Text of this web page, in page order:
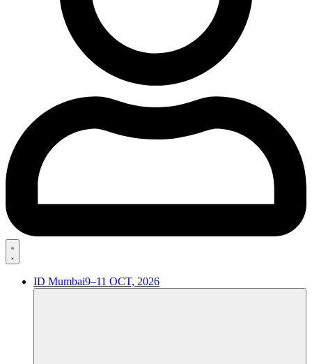
ID Mumbai9–11 OCT, 2026